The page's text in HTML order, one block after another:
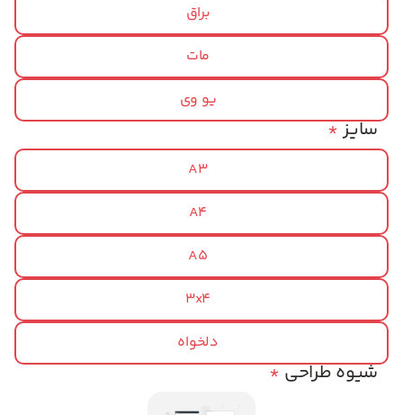
براق
مات
یو وی
*سایز
A3
A4
A5
3x4
دلخواه
*شیوه طراحی